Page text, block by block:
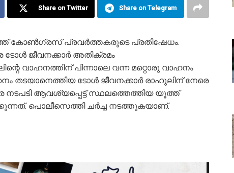
Share on Twitter Share on Telegram
കോൺഗ്രസ് പ്രവർത്തകരുടെ പ്രതിഷേധം.
ടോൾ ജീവനക്കാർ അതിക്രമം
വാഹനത്തിന് പിന്നാലെ വന്ന മറ്റൊരു വാഹനം
തടയാനെത്തിയ ടോൾ ജീവനക്കാർ രാഹുലിന് നേരെ
നടപടി ആവശ്യപ്പെട്ട് സ്ഥലത്തെത്തിയ യൂത്ത്
പൊലീസെത്തി ചർച്ച നടത്തുകയാണ്.